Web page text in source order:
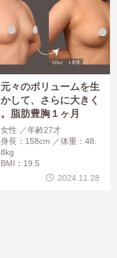
元々のボリュームを生
かして、さらに大きく
。脂肪豊胸１ヶ月
女性
年齢27才
身長：158cm
体重：48.
8kg
BMI：19.5
2024.11.28